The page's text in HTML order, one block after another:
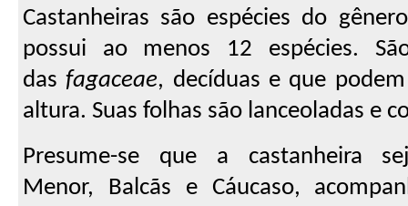
Castanheiras são espécies do
possui ao menos 12 espécies.
dasfagaceae, decíduas e que
altura. Suas folhas são lanceoladas e
Presume-se que a castanheira
Menor, Balcãs e Cáucaso,